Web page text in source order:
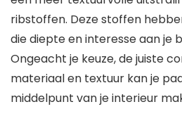
ribstoffen. Deze stoffen
die diepte en interesse aan je
Ongeacht je keuze, de juiste
materiaal en textuur kan je
middelpunt van je interieur